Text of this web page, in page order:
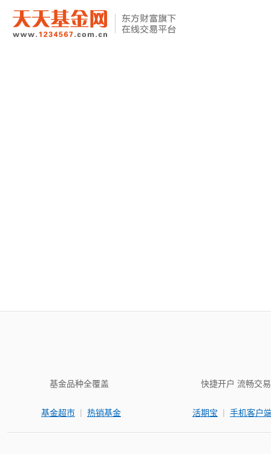
基金品种全覆盖
基金超市 | 热销基金
快捷开户 流畅交易
活期宝 | 手机客户